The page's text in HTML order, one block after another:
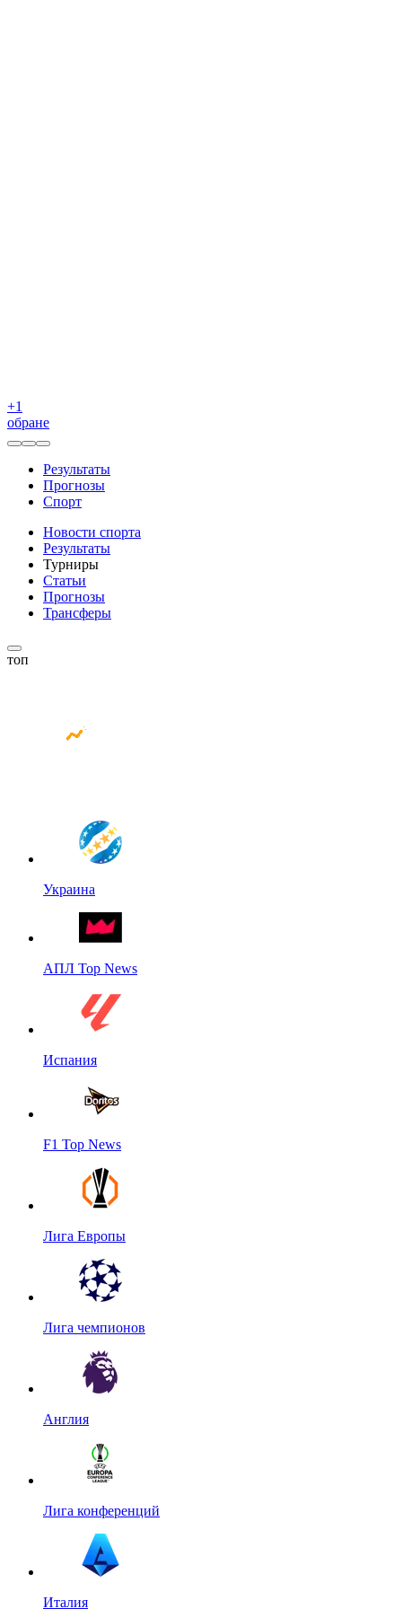
+1
обране
Результаты
Прогнозы
Спорт
Новости спорта
Результаты
Турниры
Статьи
Прогнозы
Трансферы
топ
Украина
АПЛ Top News
Испания
F1 Top News
Лига Европы
Лига чемпионов
Англия
Лига конференций
Италия